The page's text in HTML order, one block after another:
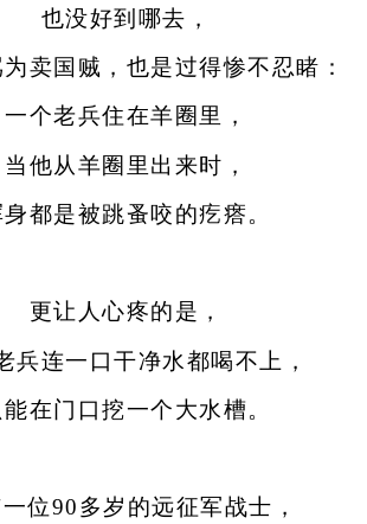
也没好到哪去，
国贼，也是过得惨不忍睹：
老兵住在羊圈里，
从羊圈里出来时，
是被跳蚤咬的疙瘩。
让人心疼的是，
连一口干净水都喝不上，
门口挖一个大水槽。
90多岁的远征军战士，